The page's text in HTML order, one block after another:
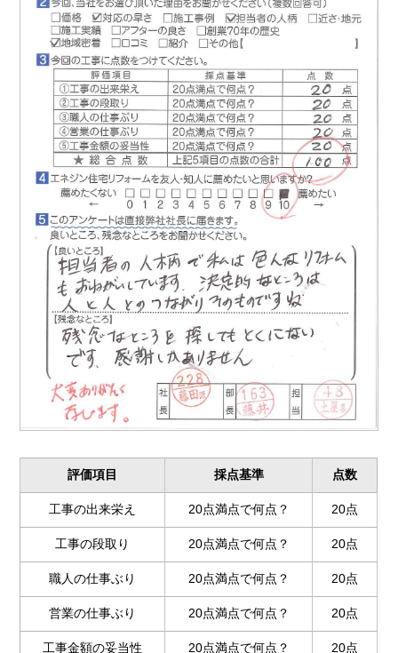
評価項目 採点基準 点数
工事の出来栄え 20点満点で何点？ 20点
工事の段取り 20点満点で何点？ 20点
職人の仕事ぶり 20点満点で何点？ 20点
営業の仕事ぶり 20点満点で何点？ 20点
工事金額の妥当性 20点満点で何点？ 20点